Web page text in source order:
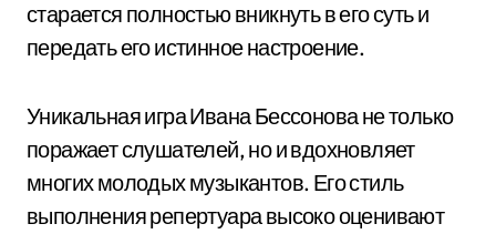
старается полностью вникнуть в его суть и
передать его истинное настроение.
Уникальная игра Ивана Бессонова не только
поражает слушателей, но и вдохновляет
многих молодых музыкантов. Его стиль
выполнения репертуара высоко оценивают